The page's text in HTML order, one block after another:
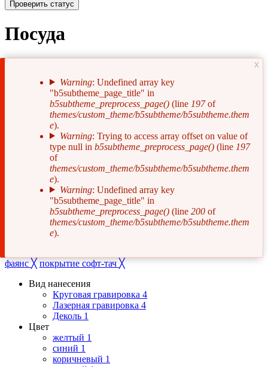
Проверить статус
Посуда
Сообщение
ошибке
Warning: Undefined array key
"b5subtheme_page_title" in
b5subtheme_preprocess_page() (line 197of
themes/custom_theme/b5subtheme/b5subtheme.them
e).
Warning: Trying to access array offset on value of
type null in b5subtheme_preprocess_page() (line 197
of
themes/custom_theme/b5subtheme/b5subtheme.them
e).
Warning: Undefined array key
"b5subtheme_page_title" in
b5subtheme_preprocess_page() (line 200 of
themes/custom_theme/b5subtheme/b5subtheme.them
e).
x
фаянс ╳ покрытие софт-тач ╳
Вид нанесения
Круговая гравировка 4
Лазерная гравировка 4
Деколь 1
Цвет
желтый 1
синий 1
коричневый 1